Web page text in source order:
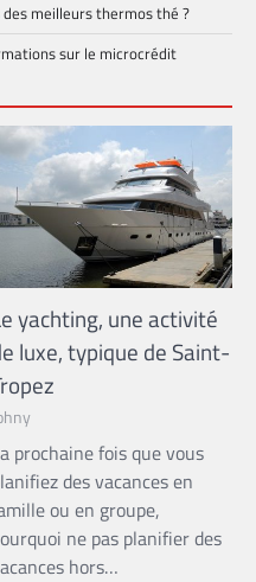
meilleurs thermos thé ?
sur le microcrédit
yachting, une activité
luxe, typique de Saint-
prochaine fois que vous
des vacances en
ou en groupe,
ne pas planifier des
hors…